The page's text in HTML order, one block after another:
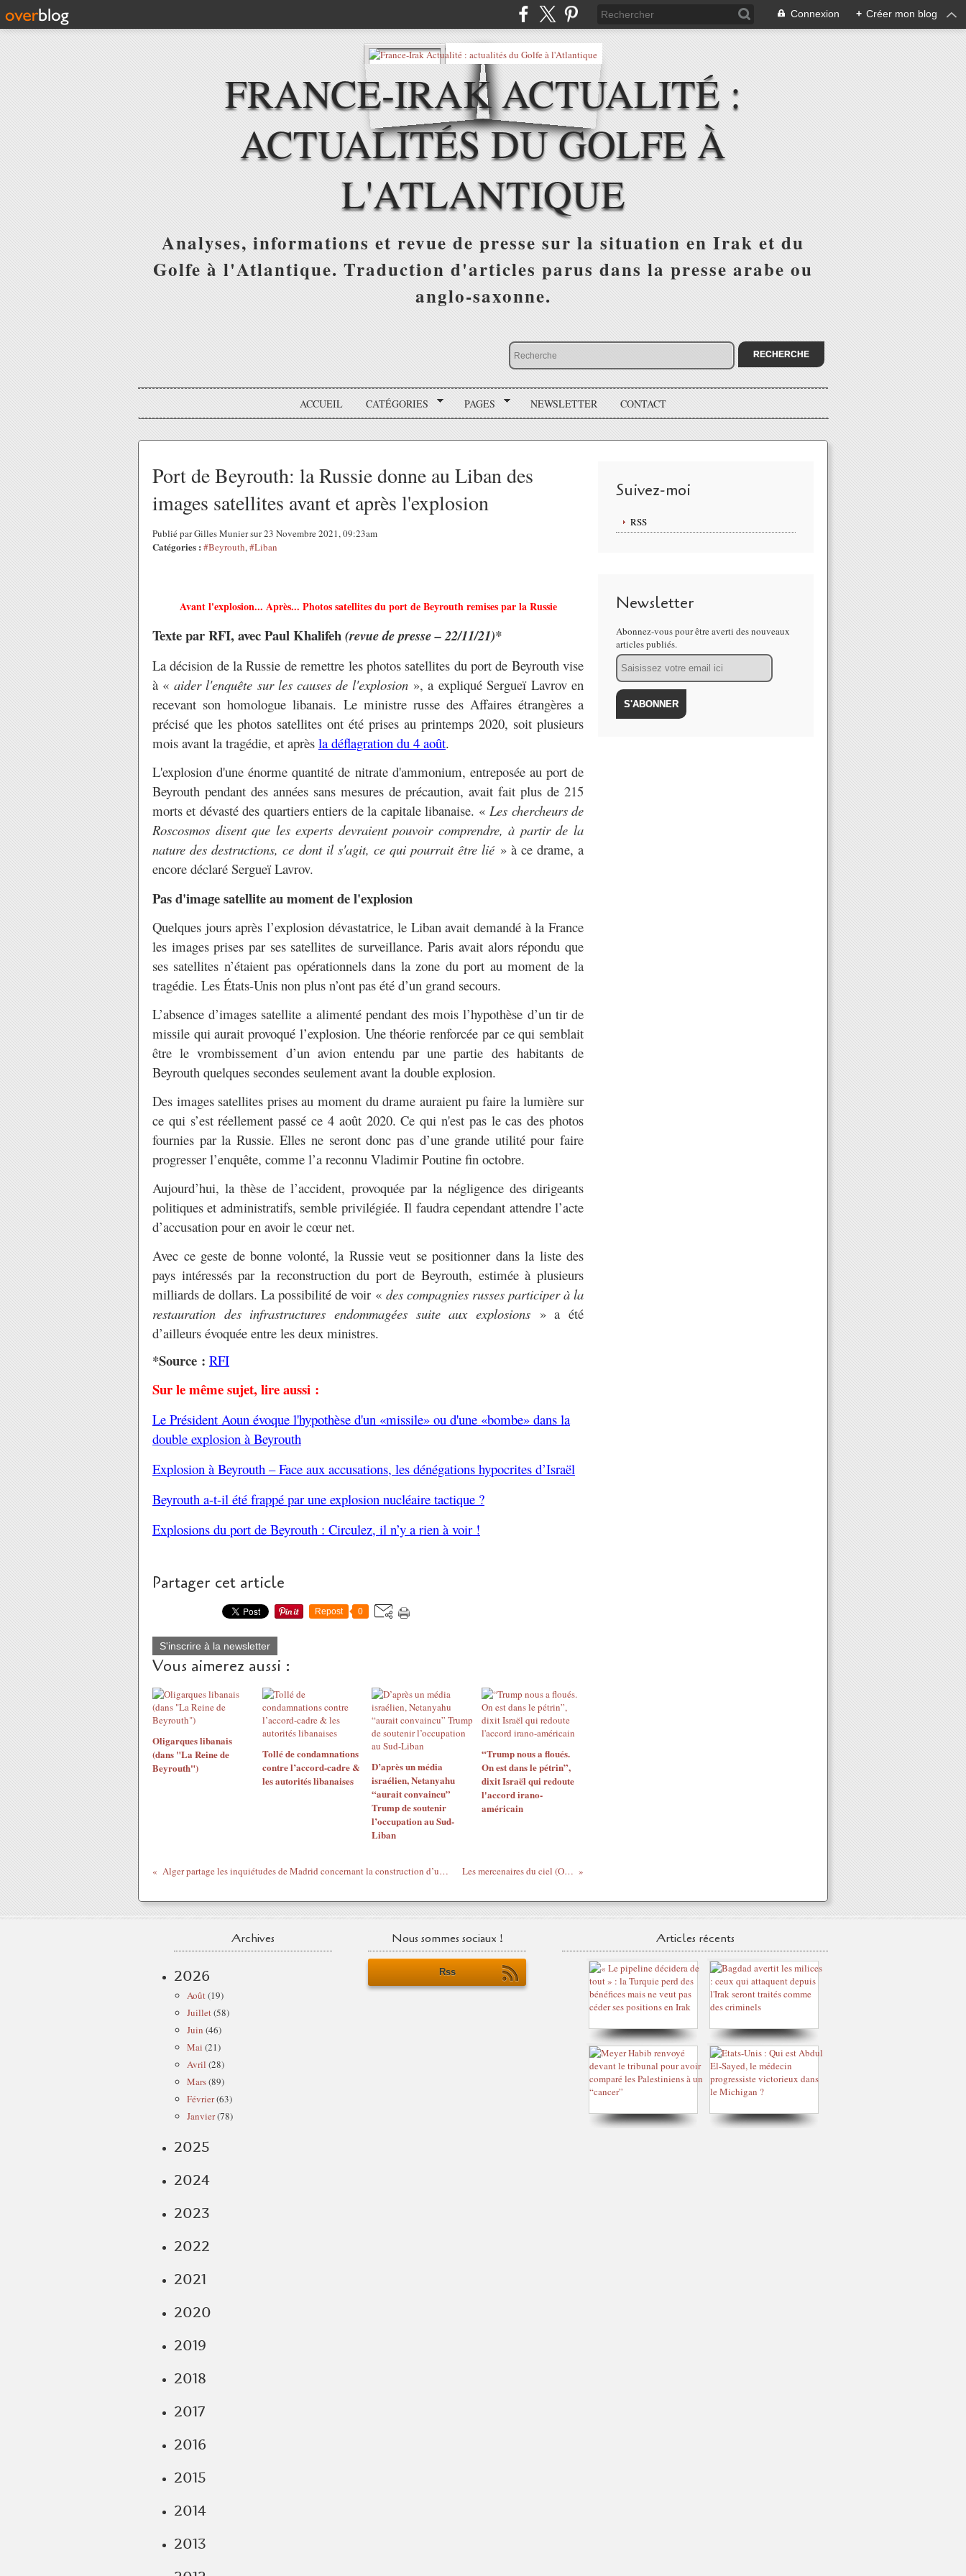
Connexion + Créer mon blog
FRANCE-IRAK ACTUALITÉ :
ACTUALITÉS DU GOLFE À
L'ATLANTIQUE
Analyses, informations et revue de presse sur la situation en Irak et du
Golfe à l'Atlantique. Traduction d'articles parus dans la presse arabe ou
anglo-saxonne.
ACCUEIL CATÉGORIES PAGES NEWSLETTER CONTACT
Port de Beyrouth: la Russie donne au Liban des
images satellites avant et après l'explosion
Publié par Gilles Munier sur 23 Novembre 2021, 09:23am
Catégories : #Beyrouth,#Liban
Avant l'explosion... Après... Photos satellites du port de Beyrouth remises par la Russie
Texte par RFI, avecPaul Khalifeh(revue de presse – 22/11/21)*
La décision de la Russie de remettre les photos satellites du port de Beyrouth vise
à «aider l'enquête sur les causes de l'explosion », a expliqué Sergueï Lavrov en
recevant son homologue libanais. Le ministre russe des Affaires étrangères a
précisé que les photos satellites ont été prises au printemps 2020, soit plusieurs
mois avant la tragédie, et après la déflagration du 4 août.
L'explosion d'une énorme quantité de nitrate d'ammonium, entreposée au port de
Beyrouth pendant des années sans mesures de précaution, avait fait plus de 215
morts et dévasté des quartiers entiers de la capitale libanaise. «Les chercheurs de
Roscosmos disent que les experts devraient pouvoir comprendre, à partir de la
nature des destructions, ce dont il s'agit, ce qui pourrait être lié » à ce drame, a
encore déclaré Sergueï Lavrov.
Pas d'image satellite au moment de l'explosion
Quelques jours après l’explosion dévastatrice, le Liban avait demandé à la France
les images prises par ses satellites de surveillance. Paris avait alors répondu que
ses satellites n’étaient pas opérationnels dans la zone du port au moment de la
tragédie. Les États-Unis non plus n’ont pas été d’un grand secours.
L’absence d’images satellite a alimenté pendant des mois l’hypothèse d’un tir de
missile qui aurait provoqué l’explosion. Une théorie renforcée par ce qui semblait
être le vrombissement d’un avion entendu par une partie des habitants de
Beyrouth quelques secondes seulement avant la double explosion.
Des images satellites prises au moment du drame auraient pu faire la lumière sur
ce qui s’est réellement passé ce 4 août 2020. Ce qui n'est pas le cas des photos
fournies par la Russie. Elles ne seront donc pas d’une grande utilité pour faire
progresser l’enquête, comme l’a reconnu Vladimir Poutine fin octobre.
Aujourd’hui, la thèse de l’accident, provoquée par la négligence des dirigeants
politiques et administratifs, semble privilégiée. Il faudra cependant attendre l’acte
d’accusation pour en avoir le cœur net.
Avec ce geste de bonne volonté, la Russie veut se positionner dans la liste des
pays intéressés par la reconstruction du port de Beyrouth, estimée à plusieurs
milliards de dollars. La possibilité de voir « des compagnies russes participer à la
restauration des infrastructures endommagées suite aux explosions » a été
d’ailleurs évoquée entre les deux ministres.
*Source : RFI
Sur le même sujet, lire aussi :
Le Président Aoun évoque l'hypothèse d'un «missile» ou d'une «bombe» dans la
double explosion à Beyrouth
Explosion à Beyrouth – Face aux accusations, les dénégations hypocrites d’Israël
Beyrouth a-t-il été frappé par une explosion nucléaire tactique ?
Explosions du port de Beyrouth : Circulez, il n’y a rien à voir !
Partager cet article
Repost 0
S'inscrire à la newsletter
Vous aimerez aussi :
Oligarques libanais
(dans "La Reine de
Beyrouth")
Tollé de condamnations
contre l’accord-cadre &
les autorités libanaises
D’après un média
israélien, Netanyahu
“aurait convaincu”
Trump de soutenir
l’occupation au Sud-
Liban
“Trump nous a floués.
On est dans le pétrin”,
dixit Israël qui redoute
l'accord irano-
américain
Alger partage les inquiétudes de Madrid concernant la construction d’une base militaire israélienne dans la région de Nador au Maroc Les mercenaires du ciel (Opération Sirli – chapitre 2)
Suivez-moi
RSS
Newsletter
Abonnez-vous pour être averti des nouveaux
articles publiés.
Email
Archives
2026
Août(19)
Juillet(58)
Juin (46)
Mai (21)
Avril (28)
Mars(89)
Février(63)
Janvier(78)
2025
2024
2023
2022
2021
2020
2019
2018
2017
2016
2015
2014
2013
Nous sommes sociaux !
Rss
Articles récents